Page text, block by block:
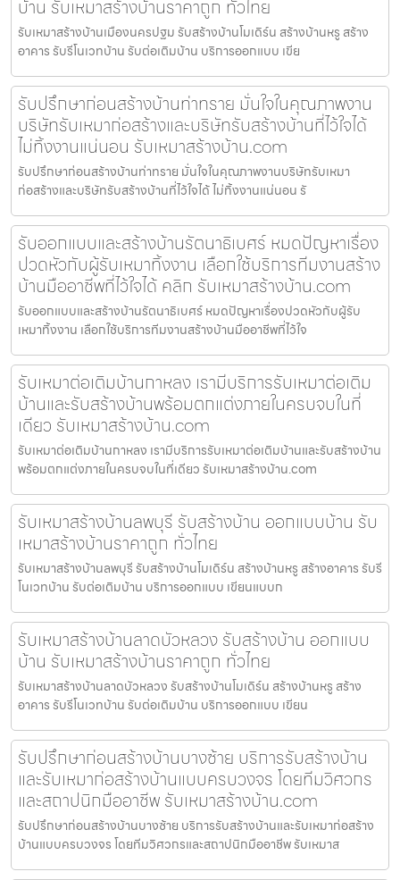
บ้าน รับเหมาสร้างบ้านราคาถูก ทั่วไทย
รับเหมาสร้างบ้านเมืองนครปฐม รับสร้างบ้านโมเดิร์น สร้างบ้านหรู สร้าง
อาคาร รับรีโนเวทบ้าน รับต่อเติมบ้าน บริการออกแบบ เขีย
รับปรึกษาก่อนสร้างบ้านท่าทราย มั่นใจในคุณภาพงาน
บริษัทรับเหมาก่อสร้างและบริษัทรับสร้างบ้านที่ไว้ใจได้
ไม่ทิ้งงานแน่นอน รับเหมาสร้างบ้าน.com
รับปรึกษาก่อนสร้างบ้านท่าทราย มั่นใจในคุณภาพงานบริษัทรับเหมา
ก่อสร้างและบริษัทรับสร้างบ้านที่ไว้ใจได้ ไม่ทิ้งงานแน่นอน รั
รับออกแบบและสร้างบ้านรัตนาธิเบศร์ หมดปัญหาเรื่อง
ปวดหัวกับผู้รับเหมาทิ้งงาน เลือกใช้บริการทีมงานสร้าง
บ้านมืออาชีพที่ไว้ใจได้ คลิก รับเหมาสร้างบ้าน.com
รับออกแบบและสร้างบ้านรัตนาธิเบศร์ หมดปัญหาเรื่องปวดหัวกับผู้รับ
เหมาทิ้งงาน เลือกใช้บริการทีมงานสร้างบ้านมืออาชีพที่ไว้ใจ
รับเหมาต่อเติมบ้านกาหลง เรามีบริการรับเหมาต่อเติม
บ้านและรับสร้างบ้านพร้อมตกแต่งภายในครบจบในที่
เดียว รับเหมาสร้างบ้าน.com
รับเหมาต่อเติมบ้านกาหลง เรามีบริการรับเหมาต่อเติมบ้านและรับสร้างบ้าน
พร้อมตกแต่งภายในครบจบในที่เดียว รับเหมาสร้างบ้าน.com
รับเหมาสร้างบ้านลพบุรี รับสร้างบ้าน ออกแบบบ้าน รับ
เหมาสร้างบ้านราคาถูก ทั่วไทย
รับเหมาสร้างบ้านลพบุรี รับสร้างบ้านโมเดิร์น สร้างบ้านหรู สร้างอาคาร รับรี
โนเวทบ้าน รับต่อเติมบ้าน บริการออกแบบ เขียนแบบก
รับเหมาสร้างบ้านลาดบัวหลวง รับสร้างบ้าน ออกแบบ
บ้าน รับเหมาสร้างบ้านราคาถูก ทั่วไทย
รับเหมาสร้างบ้านลาดบัวหลวง รับสร้างบ้านโมเดิร์น สร้างบ้านหรู สร้าง
อาคาร รับรีโนเวทบ้าน รับต่อเติมบ้าน บริการออกแบบ เขียน
รับปรึกษาก่อนสร้างบ้านบางซ้าย บริการรับสร้างบ้าน
และรับเหมาก่อสร้างบ้านแบบครบวงจร โดยทีมวิศวกร
และสถาปนิกมืออาชีพ รับเหมาสร้างบ้าน.com
รับปรึกษาก่อนสร้างบ้านบางซ้าย บริการรับสร้างบ้านและรับเหมาก่อสร้าง
บ้านแบบครบวงจร โดยทีมวิศวกรและสถาปนิกมืออาชีพ รับเหมาส